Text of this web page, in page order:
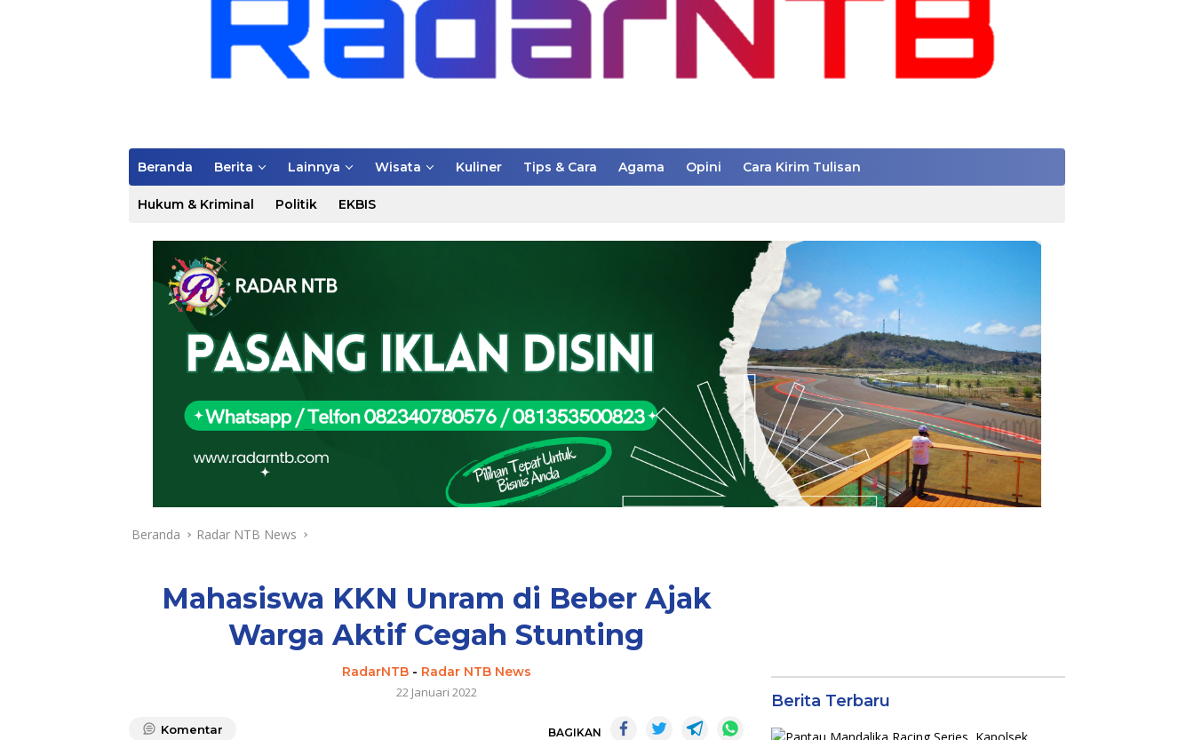
Beranda Berita Lainnya Wisata Kuliner Tips & Cara Agama Opini Cara Kirim Tulisan
Hukum & Kriminal Politik EKBIS
Beranda Radar NTB News
Mahasiswa KKN Unram di Beber Ajak
Warga Aktif Cegah Stunting
RadarNTB- Radar NTB News
22 Januari 2022
Komentar BAGIKAN
Berita Terbaru